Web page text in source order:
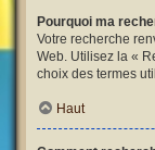
Pourquoi ma
Votre recherche
Web. Utilisez la «
choix des termes
Haut